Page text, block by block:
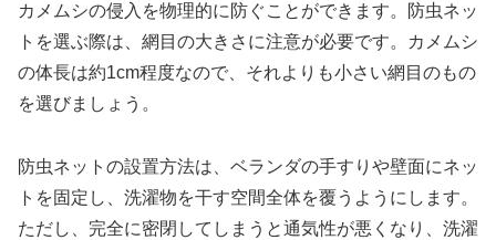
カメムシの侵入を物理的に防ぐことができます。防虫ネッ
トを選ぶ際は、網目の大きさに注意が必要です。カメムシ
の体長は約1cm程度なので、それよりも小さい網目のもの
を選びましょう。
防虫ネットの設置方法は、ベランダの手すりや壁面にネッ
トを固定し、洗濯物を干す空間全体を覆うようにします。
ただし、完全に密閉してしまうと通気性が悪くなり、洗濯